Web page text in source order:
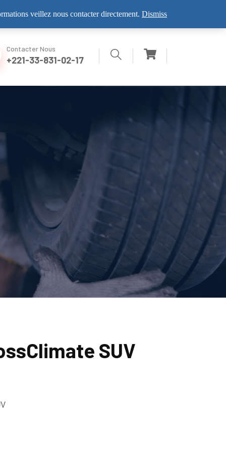
VISITEZ NOUS
Contacter Nous
+221-33-831-02-17
SUV
veillez nous contacter directement. Dismiss